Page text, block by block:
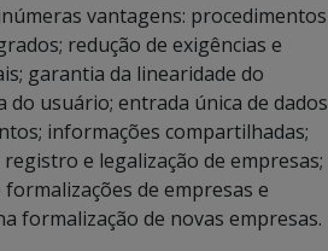
vantagens: procedimentos
redução de exigências e
garantia da linearidade do
do usuário; entrada única de dados
informações compartilhadas;
e legalização de empresas;
de empresas e
formalização de novas empresas.